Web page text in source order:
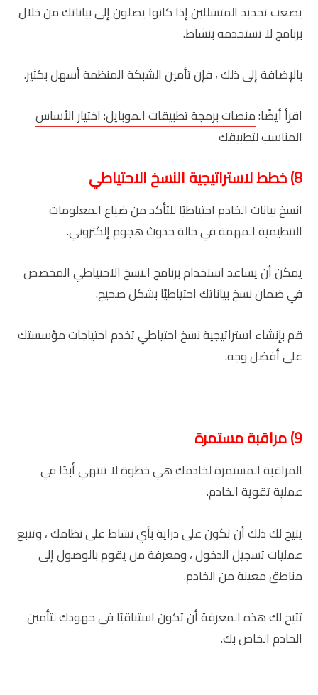
يصعب تحديد المتسللين إذا كانوا يصلون إلى بياناتك من خلال
برنامج لا تستخدمه بنشاط.
بالإضافة إلى ذلك ، فإن تأمين الشبكة المنظمة أسهل بكثير.
اقرأ أيضًا:منصات برمجة تطبيقات الموبايل: اختيار الأساس
المناسب لتطبيقك
8) خطط لاستراتيجية النسخ الاحتياطي
انسخ بيانات الخادم احتياطيًا للتأكد من ضياع المعلومات
التنظيمية المهمة في حالة حدوث هجوم إلكتروني.
يمكن أن يساعد استخدام برنامج النسخ الاحتياطي المخصص
في ضمان نسخ بياناتك احتياطيًا بشكل صحيح.
قم بإنشاء استراتيجية نسخ احتياطي تخدم احتياجات مؤسستك
على أفضل وجه.
9) مراقبة مستمرة
المراقبة المستمرة لخادمك هي خطوة لا تنتهي أبدًا في
عملية تقوية الخادم.
يتيح لك ذلك أن تكون على دراية بأي نشاط على نظامك ، وتتبع
عمليات تسجيل الدخول ، ومعرفة من يقوم بالوصول إلى
مناطق معينة من الخادم.
تتيح لك هذه المعرفة أن تكون استباقيًا في جهودك لتأمين
الخادم الخاص بك.